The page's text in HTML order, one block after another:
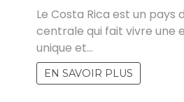
Le Costa Rica est un pays
centrale qui fait vivre une
unique et…
EN SAVOIR PLUS